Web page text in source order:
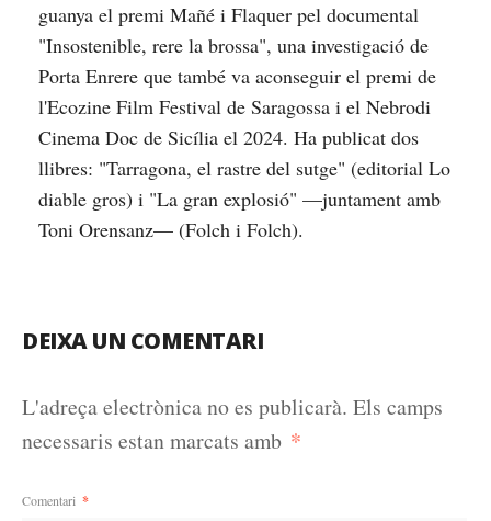
guanya el premi Mañé i Flaquer pel documental
"Insostenible, rere la brossa", una investigació de
Porta Enrere que també va aconseguir el premi de
l'Ecozine Film Festival de Saragossa i el Nebrodi
Cinema Doc de Sicília el 2024. Ha publicat dos
llibres: "Tarragona, el rastre del sutge" (editorial Lo
diable gros) i "La gran explosió" —juntament amb
Toni Orensanz— (Folch i Folch).
DEIXA UN COMENTARI
L'adreça electrònica no es publicarà. Els camps
necessaris estan marcats amb *
Comentari *